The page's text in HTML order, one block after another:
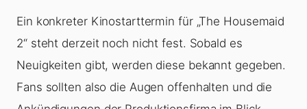
Ein konkreter Kinostarttermin für „The Housemaid
2“ steht derzeit noch nicht fest. Sobald es
Neuigkeiten gibt, werden diese bekannt gegeben.
Fans sollten also die Augen offenhalten und die